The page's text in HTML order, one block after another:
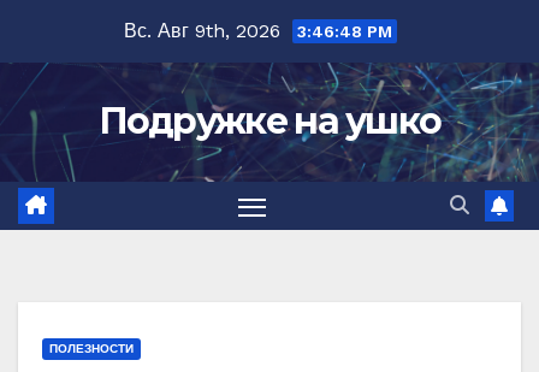
содержимому
Вс. Авг 9th, 2026 3:46:49 PM
Подружке на ушко
ПОЛЕЗНОСТИ